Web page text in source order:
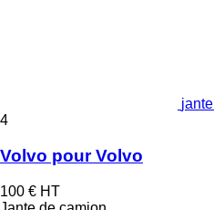
4
Volvo pour Volvo
100 € HT